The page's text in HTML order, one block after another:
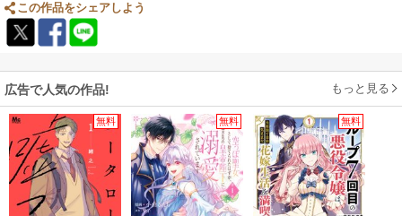
この作品をシェアしよう
広告で人気の作品! もっと見る
無料 無料 無料